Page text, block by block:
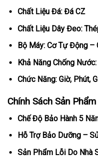
Chất Liệu Đá: Đá CZ
Chất Liệu Dây Đeo:
Bộ Máy: Cơ Tự Động –
Khả Năng Chống
Chức Năng: Giờ, Phút,
Chính Sách Sản Phẩm
Chế Độ Bảo Hành 5
Hỗ Trợ Bảo Dưỡng –
Sản Phẩm Lỗi Do Nhà